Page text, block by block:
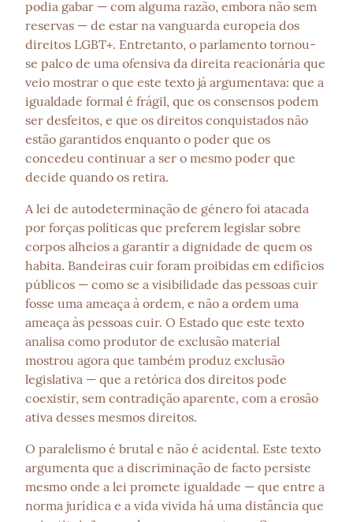
podia gabar — com alguma razão, embora não sem
reservas — de estar na vanguarda europeia dos
direitos LGBT+. Entretanto, o parlamento tornou-
se palco de uma ofensiva da direita reacionária que
veio mostrar o que este texto já argumentava: que a
igualdade formal é frágil, que os consensos podem
ser desfeitos, e que os direitos conquistados não
estão garantidos enquanto o poder que os
concedeu continuar a ser o mesmo poder que
decide quando os retira.
A lei de autodeterminação de género foi atacada
por forças políticas que preferem legislar sobre
corpos alheios a garantir a dignidade de quem os
habita. Bandeiras cuir foram proibidas em edifícios
públicos — como se a visibilidade das pessoas cuir
fosse uma ameaça à ordem, e não a ordem uma
ameaça às pessoas cuir. O Estado que este texto
analisa como produtor de exclusão material
mostrou agora que também produz exclusão
legislativa — que a retórica dos direitos pode
coexistir, sem contradição aparente, com a erosão
ativa desses mesmos direitos.
O paralelismo é brutal e não é acidental. Este texto
argumenta que a discriminação de facto persiste
mesmo onde a lei promete igualdade — que entre a
norma jurídica e a vida vivida há uma distância que